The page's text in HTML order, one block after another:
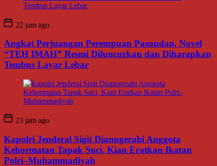
22 jam ago
Angkat Perjuangan Perempuan Pasundan, Novel
“TEH IMAH” Resmi Diluncurkan dan Diharapkan
Tembus Layar Lebar
23 jam ago
Kapolri Jenderal Sigit Dianugerahi Anggota
Kehormatan Tapak Suci, Kian Eratkan Ikatan
Polri–Muhammadiyah